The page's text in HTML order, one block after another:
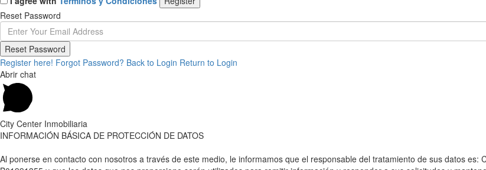
Reset Password
Reset Password
Register here! Forgot Password? Back to Login Return to Login
Abrir chat
City Center Inmobiliaria
INFORMACIÓN BÁSICA DE PROTECCIÓN DE DATOS
Al ponerse en contacto con nosotros a través de este medio, le informamos que el responsable del tratamiento de sus datos es: